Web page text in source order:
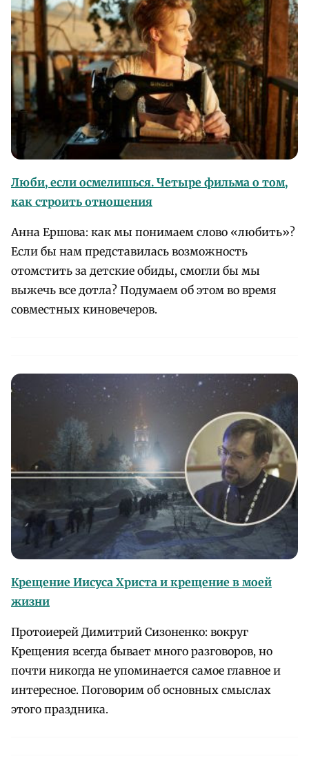
Люби, если осмелишься. Четыре фильма о том,
как строить отношения
Анна Ершова: как мы понимаем слово «любить»?
Если бы нам представилась возможность
отомстить за детские обиды, смогли бы мы
выжечь все дотла? Подумаем об этом во время
совместных киновечеров.
Крещение Иисуса Христа и крещение в моей
жизни
Протоиерей Димитрий Сизоненко: вокруг
Крещения всегда бывает много разговоров, но
почти никогда не упоминается самое главное и
интересное. Поговорим об основных смыслах
этого праздника.